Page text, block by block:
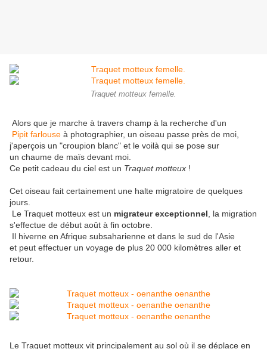
Traquet motteux femelle.
Alors que je marche à travers champ à la recherche d'un
Pipit farlouse à photographier, un oiseau passe près de moi,
j'aperçois un "croupion blanc" et le voilà qui se pose sur
un chaume de maïs devant moi.
Ce petit cadeau du ciel est un Traquet motteux !
Cet oiseau fait certainement une halte migratoire de quelques
jours.
Le Traquet motteux est un migrateur exceptionnel , la migration
s'effectue de début août à fin octobre.
Il hiverne en Afrique subsaharienne et dans le sud de l'Asie
et peut effectuer un voyage de plus 20 000 kilomètres aller et
retour.
Le Traquet motteux vit principalement au sol où il se déplace en